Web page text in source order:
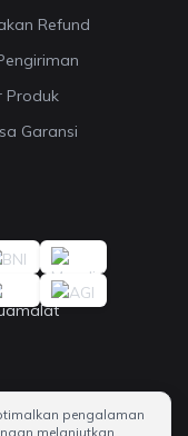
Refund
Produk
Garansi
pengalaman
melanjutkan